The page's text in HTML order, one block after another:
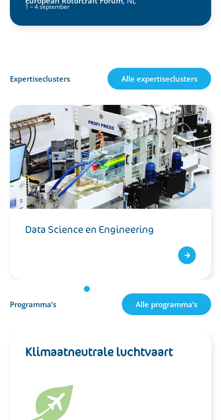
1 – 4 september
Expertiseclusters Alle expertiseclusters
Defensie en Veiligheid
Programma’s Alle programma’s
Klimaatneutrale luchtvaart